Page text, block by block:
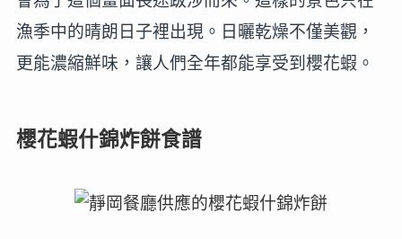
漁季中的晴朗日子裡出現。日曬乾燥不僅美觀，
更能濃縮鮮味，讓人們全年都能享受到櫻花蝦。
櫻花蝦什錦炸餅食譜